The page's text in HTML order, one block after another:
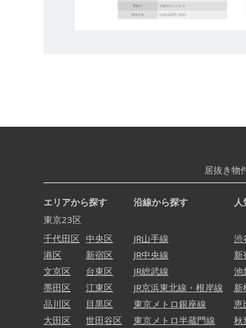
居抜き物
エリアから探す
東京23区
千代田区
港区
文京区
墨田区
品川区
大田区
中央区
新宿区
台東区
江東区
目黒区
世田谷区
沿線から探す
JR山手線
JR中央線
JR総武線
JR京浜東北線・根岸線
東京メトロ銀座線
東京メトロ半蔵門線
渋
新
池
新
恵
秋